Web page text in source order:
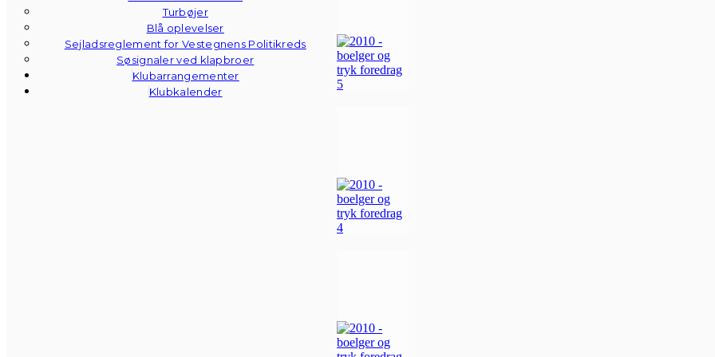
Turbøjer
Blå oplevelser
Sejladsreglement for Vestegnens Politikreds
Søsignaler ved klapbroer
Klubarrangementer
Klubkalender